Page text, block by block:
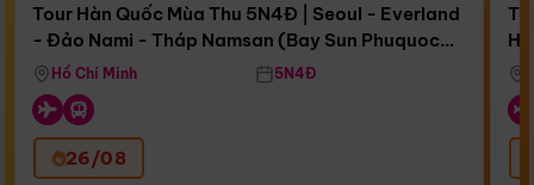
Còn16 ngày 13:07:28
Bay Sun Phuquoc Airways
Tour Hàn Quốc Mùa Thu 5N4Đ | Seoul - Everland
- Đảo Nami - Tháp Namsan (Bay Sun Phuquoc
Airways)
Hồ Chí Minh 5N4Đ
26/08